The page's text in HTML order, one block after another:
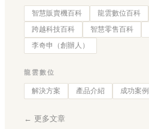
智慧販賣機百科 龍雲數位百科
跨越科技百科
智慧零售百科
李奇申（創辦人）
龍雲數位
解決方案 產品介紹 成功案例
← 更多文章